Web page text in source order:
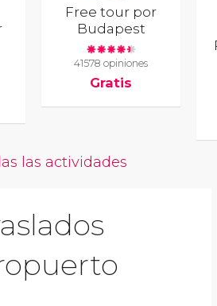
Free tour por
Budapest
41578 opiniones
Gratis
las actividades